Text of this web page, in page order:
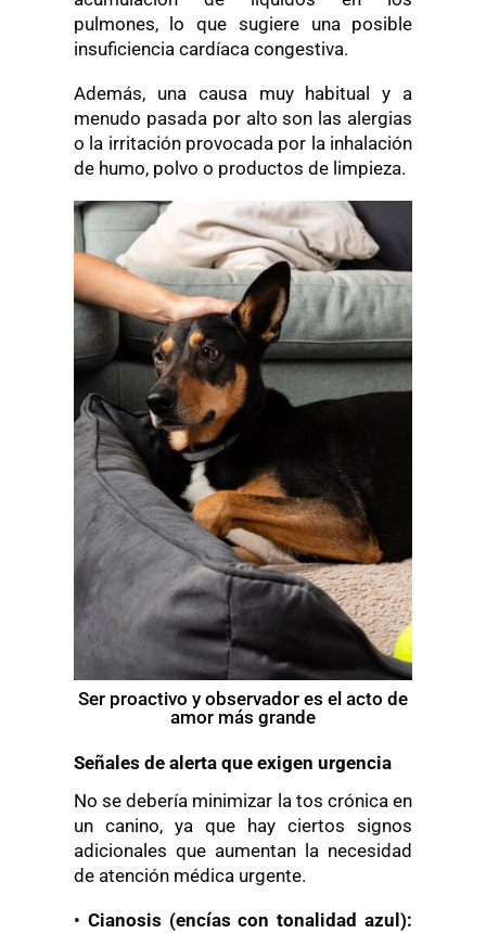
pulmones, lo que sugiere una posible
insuficiencia cardíaca congestiva.
Además, una causa muy habitual y a
menudo pasada por alto son las alergias
o la irritación provocada por la inhalación
de humo, polvo o productos de limpieza.
Ser proactivo y observador es el acto de
amor más grande
Señales de alerta que exigen urgencia
No se debería minimizar la tos crónica en
un canino, ya que hay ciertos signos
adicionales que aumentan la necesidad
de atención médica urgente.
• Cianosis (encías con tonalidad azul):